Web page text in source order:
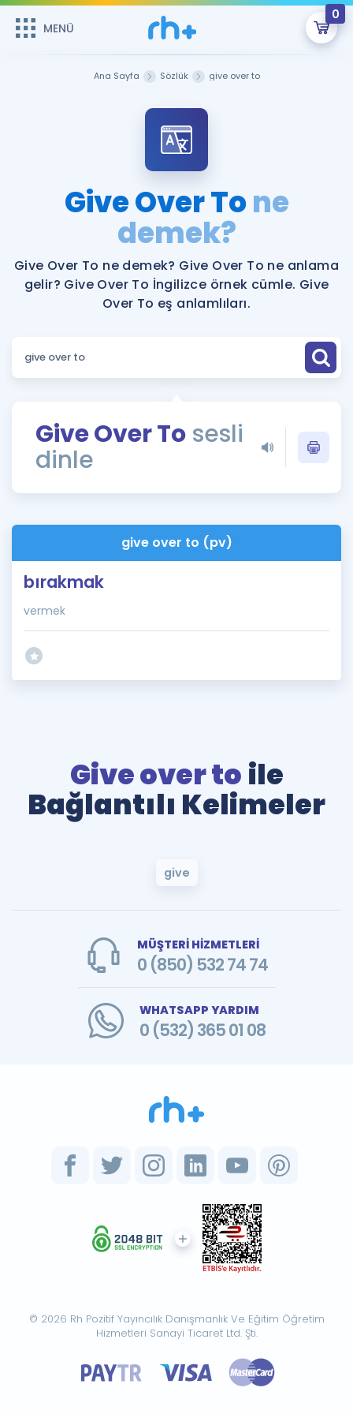
MENÜ
0
Şifremi Hatırlamıyorum
Sepetin Şu An Boş.
Remzi Hoca ile seni sınava hazırlayacak onlarca eğitim seni
bekliyor!
MENÜ
Katılımcı Görüşleri
Faydalı Araçlar
Ücretsiz Kaynaklar
ÖSYM Sınav Takvimi
Kampanyalar
İngilizce Gramer
İngilizce Gramer
Ana Sayfa Sözlük give over to
Give Over Tone
demek?
Give Over To ne demek? Give Over To ne anlama
gelir? Give Over To İngilizce örnek cümle. Give
Over To eş anlamlıları.
Give Over To sesli
dinle
give over to (pv)
bırakmak
vermek
Give over to ile
Bağlantılı Kelimeler
give
MÜŞTERİ HİZMETLERİ
0 (850) 532 74 74
WHATSAPP YARDIM
0 (532) 365 01 08
© 2026 Rh Pozitif Yayıncılık Danışmanlık Ve Eğitim Öğretim
Hizmetleri Sanayi Ticaret Ltd. Şti.